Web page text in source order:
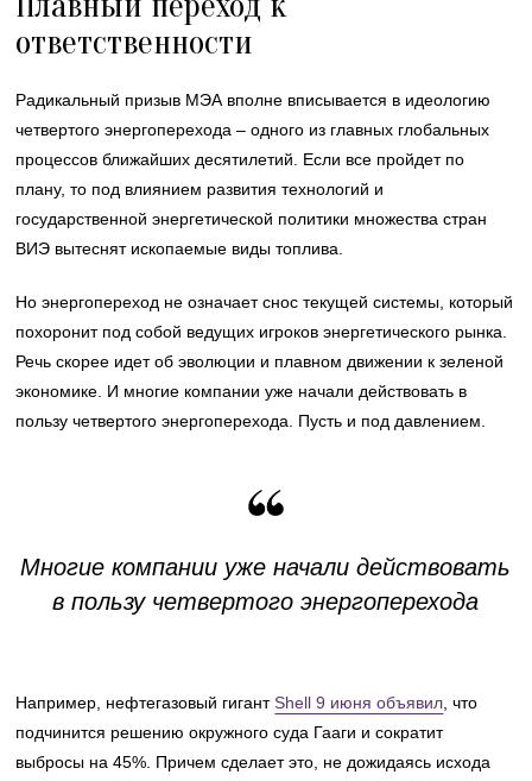
ответственности
Радикальный призыв МЭА вполне вписывается в идеологию
четвертого энергоперехода – одного из главных глобальных
процессов ближайших десятилетий. Если все пройдет по
плану, то под влиянием развития технологий и
государственной энергетической политики множества стран
ВИЭ вытеснят ископаемые виды топлива.
Но энергопереход не означает снос текущей системы, который
похоронит под собой ведущих игроков энергетического рынка.
Речь скорее идет об эволюции и плавном движении к зеленой
экономике. И многие компании уже начали действовать в
пользу четвертого энергоперехода. Пусть и под давлением.
Многие компании уже начали действовать
в пользу четвертого энергоперехода
Например, нефтегазовый гигантShell 9 июня объявил, что
подчинится решению окружного суда Гааги и сократит
выбросы на 45%. Причем сделает это, не дожидаясь исхода